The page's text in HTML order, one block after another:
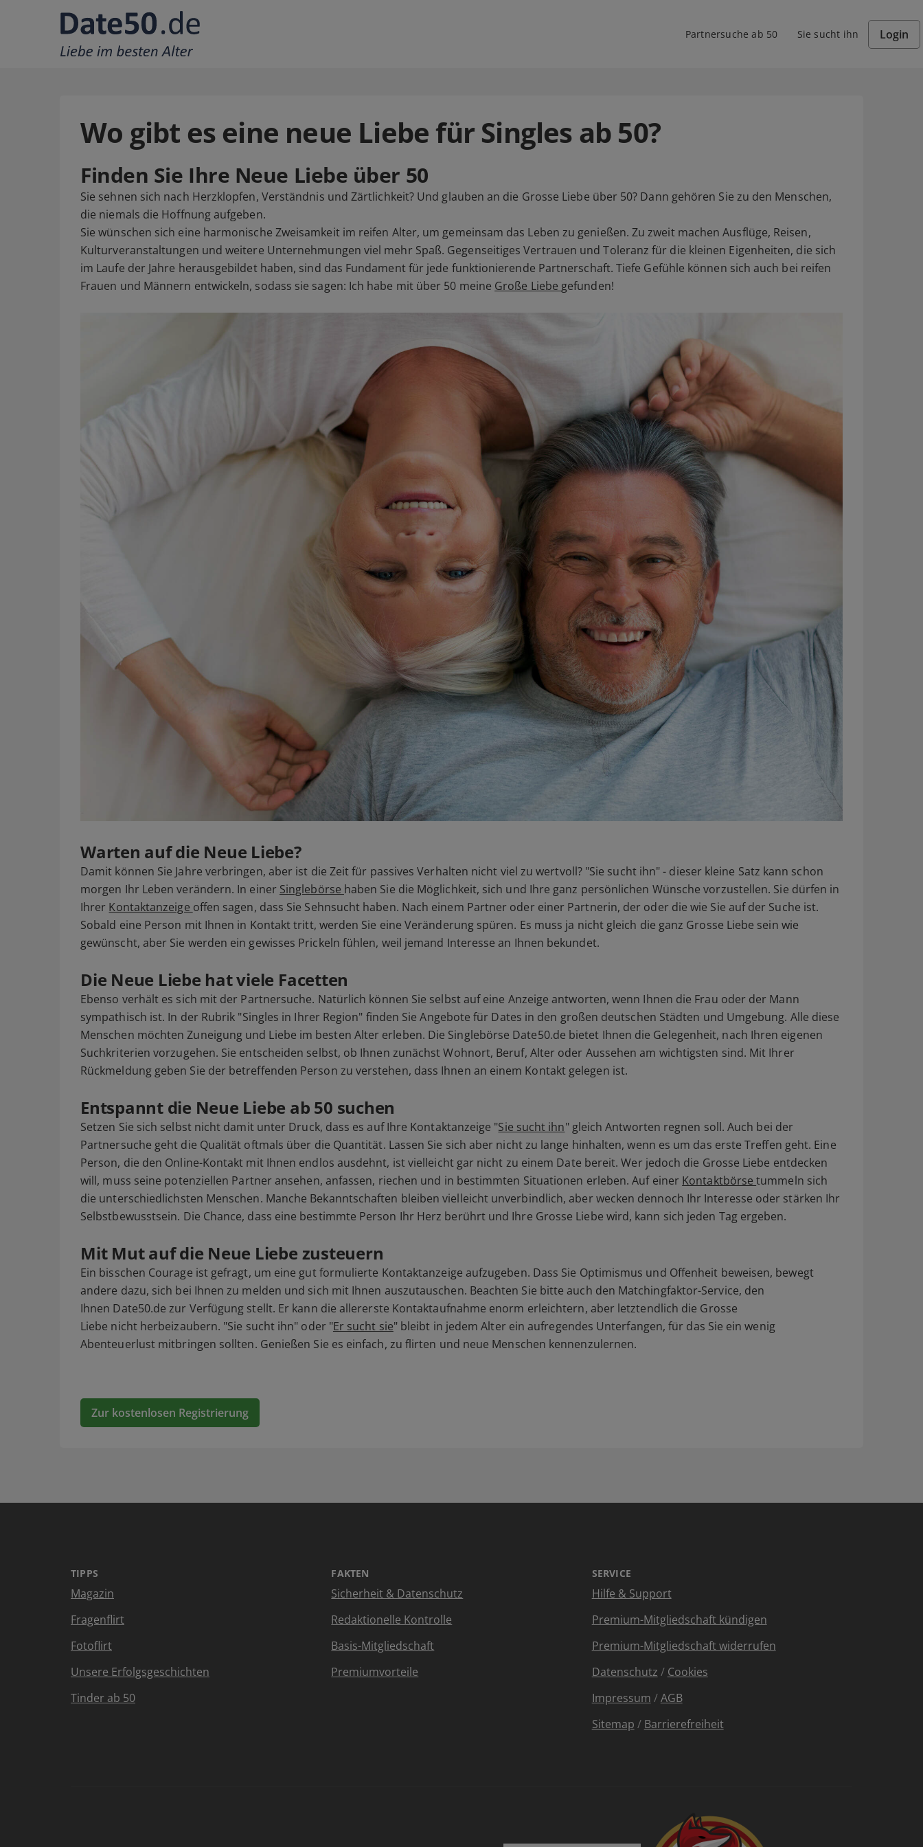
Partnersuche ab 50 Sie sucht ihn Login
Wo gibt es eine neue Liebe für Singles ab 50?
Finden Sie Ihre Neue Liebe über 50
Sie sehnen sich nach Herzklopfen, Verständnis und Zärtlichkeit? Und glauben an die Grosse Liebe über 50? Dann gehören Sie zu den Menschen,
die niemals die Hoffnung aufgeben.
Sie wünschen sich eine harmonische Zweisamkeit im reifen Alter, um gemeinsam das Leben zu genießen. Zu zweit machen Ausflüge, Reisen,
Kulturveranstaltungen und weitere Unternehmungen viel mehr Spaß. Gegenseitiges Vertrauen und Toleranz für die kleinen Eigenheiten, die sich
im Laufe der Jahre herausgebildet haben, sind das Fundament für jede funktionierende Partnerschaft. Tiefe Gefühle können sich auch bei reifen
Frauen und Männern entwickeln, sodass sie sagen: Ich habe mit über 50 meine Große Liebe gefunden!
Warten auf die Neue Liebe?
Damit können Sie Jahre verbringen, aber ist die Zeit für passives Verhalten nicht viel zu wertvoll? "Sie sucht ihn" - dieser kleine Satz kann schon
morgen Ihr Leben verändern. In einer Singlebörse haben Sie die Möglichkeit, sich und Ihre ganz persönlichen Wünsche vorzustellen. Sie dürfen in
Ihrer Kontaktanzeige offen sagen, dass Sie Sehnsucht haben. Nach einem Partner oder einer Partnerin, der oder die wie Sie auf der Suche ist.
Sobald eine Person mit Ihnen in Kontakt tritt, werden Sie eine Veränderung spüren. Es muss ja nicht gleich die ganz Grosse Liebe sein wie
gewünscht, aber Sie werden ein gewisses Prickeln fühlen, weil jemand Interesse an Ihnen bekundet.
Die Neue Liebe hat viele Facetten
Ebenso verhält es sich mit der Partnersuche. Natürlich können Sie selbst auf eine Anzeige antworten, wenn Ihnen die Frau oder der Mann
sympathisch ist. In der Rubrik "Singles in Ihrer Region" finden Sie Angebote für Dates in den großen deutschen Städten und Umgebung. Alle diese
Menschen möchten Zuneigung und Liebe im besten Alter erleben. Die Singlebörse Date50.de bietet Ihnen die Gelegenheit, nach Ihren eigenen
Suchkriterien vorzugehen. Sie entscheiden selbst, ob Ihnen zunächst Wohnort, Beruf, Alter oder Aussehen am wichtigsten sind. Mit Ihrer
Rückmeldung geben Sie der betreffenden Person zu verstehen, dass Ihnen an einem Kontakt gelegen ist.
Entspannt die Neue Liebe ab 50 suchen
Setzen Sie sich selbst nicht damit unter Druck, dass es auf Ihre Kontaktanzeige "Sie sucht ihn" gleich Antworten regnen soll. Auch bei der
Partnersuche geht die Qualität oftmals über die Quantität. Lassen Sie sich aber nicht zu lange hinhalten, wenn es um das erste Treffen geht. Eine
Person, die den Online-Kontakt mit Ihnen endlos ausdehnt, ist vielleicht gar nicht zu einem Date bereit. Wer jedoch die Grosse Liebe entdecken
will, muss seine potenziellen Partner ansehen, anfassen, riechen und in bestimmten Situationen erleben. Auf einer Kontaktbörsetummeln sich
die unterschiedlichsten Menschen. Manche Bekanntschaften bleiben vielleicht unverbindlich, aber wecken dennoch Ihr Interesse oder stärken Ihr
Selbstbewusstsein. Die Chance, dass eine bestimmte Person Ihr Herz berührt und Ihre Grosse Liebe wird, kann sich jeden Tag ergeben.
Mit Mut auf die Neue Liebe zusteuern
Ein bisschen Courage ist gefragt, um eine gut formulierte Kontaktanzeige aufzugeben. Dass Sie Optimismus und Offenheit beweisen, bewegt
andere dazu, sich bei Ihnen zu melden und sich mit Ihnen auszutauschen. Beachten Sie bitte auch den Matchingfaktor-Service, den
Ihnen Date50.de zur Verfügung stellt. Er kann die allererste Kontaktaufnahme enorm erleichtern, aber letztendlich die Grosse
Liebe nicht herbeizaubern. "Sie sucht ihn" oder "Er sucht sie" bleibt in jedem Alter ein aufregendes Unterfangen, für das Sie ein wenig
Abenteuerlust mitbringen sollten. Genießen Sie es einfach, zu flirten und neue Menschen kennenzulernen.
Zur kostenlosen Registrierung
TIPPS
Magazin
Fragenflirt
Fotoflirt
Unsere Erfolgsgeschichten
Tinder ab 50
FAKTEN
Sicherheit & Datenschutz
Redaktionelle Kontrolle
Basis-Mitgliedschaft
Premiumvorteile
SERVICE
Hilfe & Support
Premium-Mitgliedschaft kündigen
Premium-Mitgliedschaft widerrufen
Datenschutz / Cookies
Impressum /AGB
Sitemap / Barrierefreiheit